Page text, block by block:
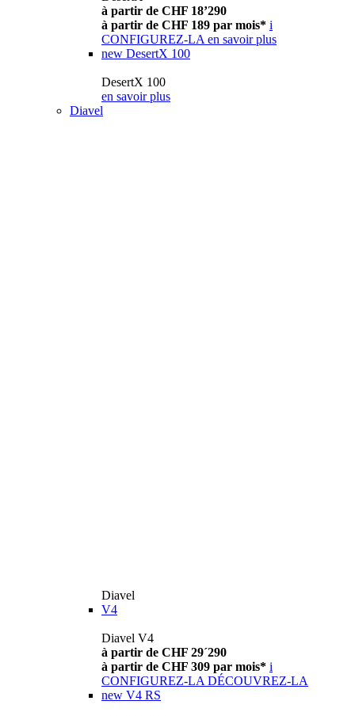
à partir de CHF 18’290
à partir de CHF 189 par mois* i
CONFIGUREZ-LA en savoir plus
new DesertX 100
DesertX 100
en savoir plus
Diavel
Diavel
V4
Diavel V4
à partir de CHF 29´290
à partir de CHF 309 par mois* i
CONFIGUREZ-LA DÉCOUVREZ-LA
new V4 RS